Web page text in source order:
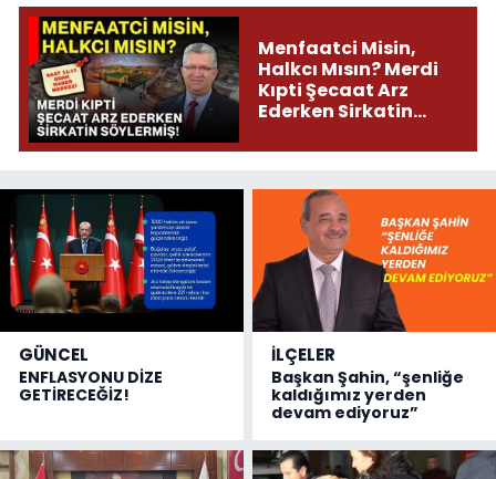
Menfaatci Misin,
Halkcı Mısın? Merdi
Kıpti Şecaat Arz
Ederken Sirkatin
GÜNCEL
ENFLASYONU DİZE
GETİRECEĞİZ!
İLÇELER
Başkan Şahin, “şenliğe
kaldığımız yerden
devam ediyoruz”